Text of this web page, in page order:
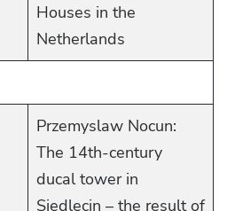
Houses in the
Netherlands
Przemyslaw Nocun:
The 14th-century
ducal tower in
Siedlęcin – the result of